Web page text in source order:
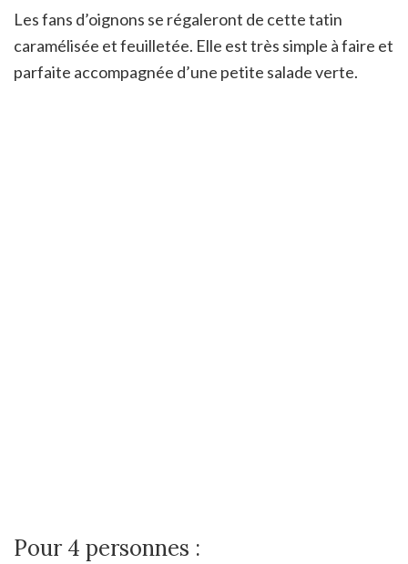
Les fans d’oignons se régaleront de cette tatin
caramélisée et feuilletée. Elle est très simple à faire et
parfaite accompagnée d’une petite salade verte.
Pour 4 personnes :